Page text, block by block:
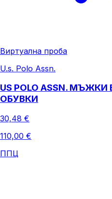
Виртуална проба
U.s. Polo Assn.
US POLO ASSN.
ОБУВКИ
30,48 €
110,00 €
ППЦ